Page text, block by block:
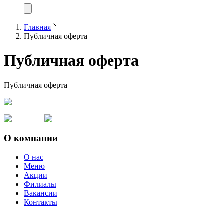
Главная
Публичная оферта
Публичная оферта
Публичная оферта
О компании
О нас
Меню
Акции
Филиалы
Вакансии
Контакты